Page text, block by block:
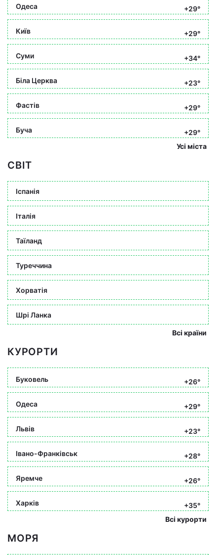
Одеса +29°
Київ +29°
Суми +34°
Біла Церква +23°
Фастів +29°
Буча
+29°
Усі міста
СВІТ
Іспанія
Італія
Таїланд
Туреччина
Хорватія
Шрі Ланка
Всі країни
КУРОРТИ
Буковель +26°
Одеса +29°
Львів +23°
Івано-Франківськ +28°
Яремче +26°
Харків
+35°
Всі курорти
МОРЯ